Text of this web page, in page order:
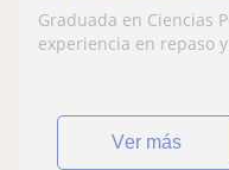
Graduada en Ciencias
experiencia en repaso
ver más